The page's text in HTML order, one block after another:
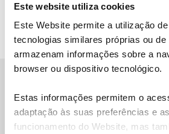
Este website utiliza cookies
Este Website permite a utilização
tecnologias similares próprias ou
armazenam informações sobre a
browser ou dispositivo tecnológico.
Estas informações permitem o
adaptação às suas preferências e
funcionamento do Website, mas